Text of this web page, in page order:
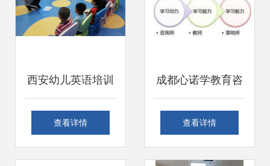
西安幼儿英语培训
咨询服务指南 如何
查看详情
成都心诺学教育咨
询 打造高效办公服
查看详情